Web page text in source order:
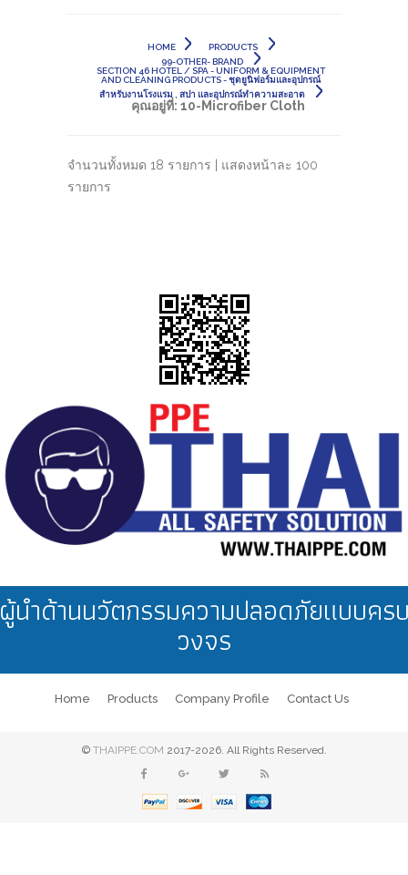
HOME
PRODUCTS
99-OTHER- BRAND
SECTION 46 HOTEL / SPA - UNIFORM & EQUIPMENT
AND CLEANING PRODUCTS - ชุดยูนิฟอร์มและอุปกรณ์
สำหรับงานโรงแรม , สปา และอุปกรณ์ทำความสะอาด
คุณอยู่ที่: 10-Microfiber Cloth
จำนวนทั้งหมด 18 รายการ | แสดงหน้าละ 100
รายการ
นำด้านนวัตกรรมความปลอดภัยแบบคร
วงจร
Home Products Company Profile Contact Us
© THAIPPE.COM 2017-2026. All Rights Reserved.